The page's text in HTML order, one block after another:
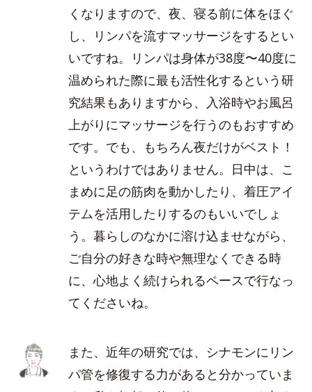
くなりますので、夜、寝る前に体をほぐ
し、リンパを流すマッサージをするとい
いですね。リンパは身体が38度〜40度に
温められた際に最も活性化するという研
究結果もありますから、入浴時やお風呂
上がりにマッサージを行うのもおすすめ
です。でも、もちろん夜だけがベスト！
というわけではありません。日中は、こ
まめに足の筋肉を動かしたり、着圧アイ
テムを活用したりするのもいいでしょ
う。暮らしのなかに溶け込ませながら、
ご自分の好きな時や無理なくできる時
に、心地よく続けられるペースで行なっ
てくださいね。
また、近年の研究では、シナモンにリン
パ管を修復する力があると分かっていま